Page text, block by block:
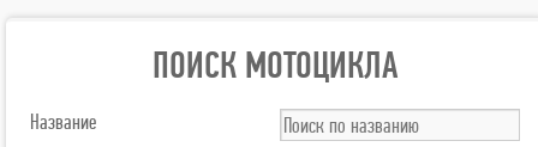
ПОИСК МОТОЦИКЛА
Название